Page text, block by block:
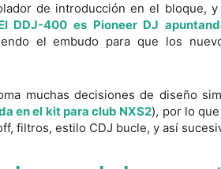
de introducción en el bloque,
DDJ-400 es Pioneer DJ
el embudo para que los
muchas decisiones de diseño
en el kit para club NXS2), por lo
filtros, estilo CDJ bucle, y así